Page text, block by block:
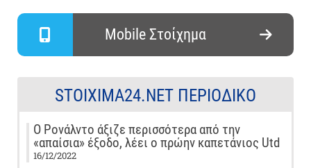
Mobile Στοίχημα
STOIXIMA24.NET ΠΕΡΙΟΔΙΚΌ
Ο Ρονάλντο άξιζε περισσότερα από την
«απαίσια» έξοδο, λέει ο πρώην καπετάνιος Utd
16/12/2022